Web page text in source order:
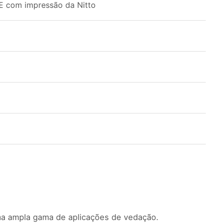
com impressão da Nitto
ampla gama de aplicações de vedação.